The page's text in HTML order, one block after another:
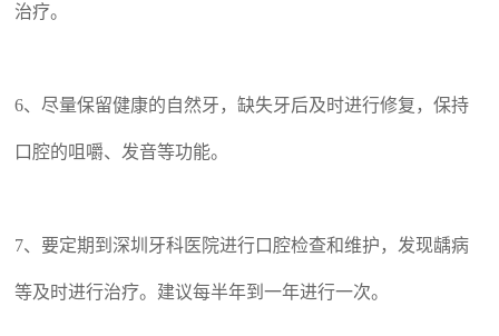
治疗。
6、尽量保留健康的自然牙，缺失牙后及时进行修复，保持
口腔的咀嚼、发音等功能。
7、 要定期到深圳牙科医院进行口腔检查和维护，发现龋病
等及时进行治疗。 建议每半年到一年进行一次。